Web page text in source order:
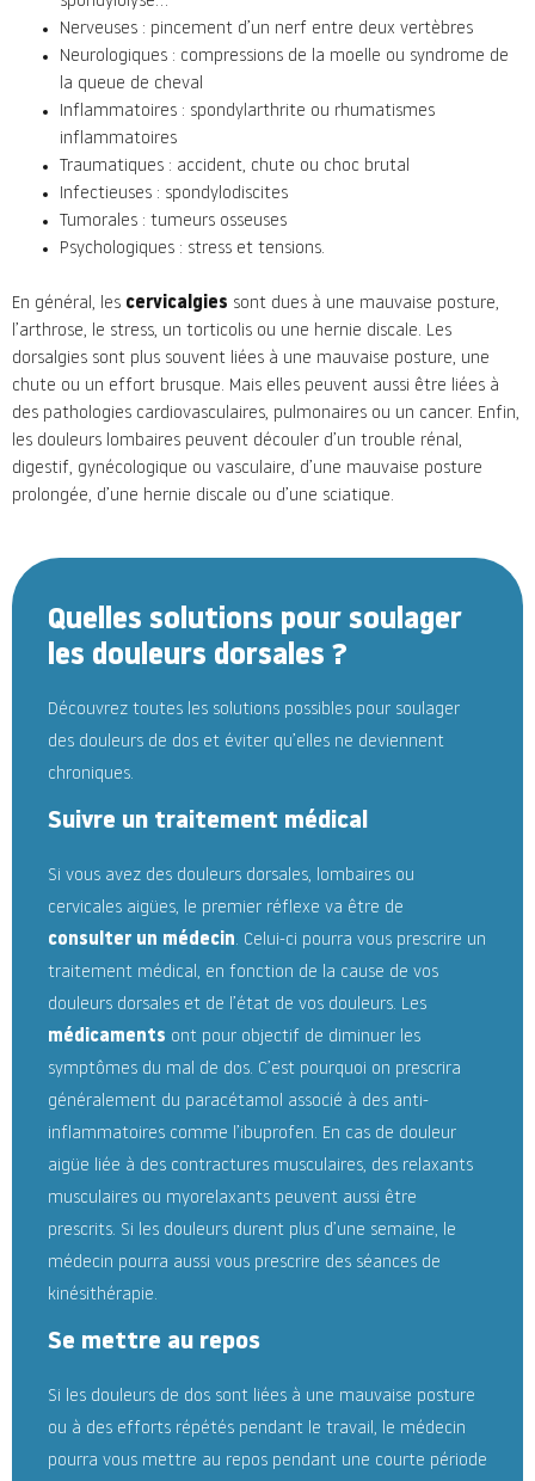
Nerveuses : pincement d’un nerf entre deux vertèbres
Neurologiques : compressions de la moelle ou syndrome de
la queue de cheval
Inflammatoires : spondylarthrite ou rhumatismes
inflammatoires
Traumatiques : accident, chute ou choc brutal
Infectieuses : spondylodiscites
Tumorales : tumeurs osseuses
Psychologiques : stress et tensions.
En général, les cervicalgies sont dues à une mauvaise posture,
l’arthrose, le stress, un torticolis ou une hernie discale. Les
dorsalgies sont plus souvent liées à une mauvaise posture, une
chute ou un effort brusque. Mais elles peuvent aussi être liées à
des pathologies cardiovasculaires, pulmonaires ou un cancer. Enfin,
les douleurs lombaires peuvent découler d’un trouble rénal,
digestif, gynécologique ou vasculaire, d’une mauvaise posture
prolongée, d’une hernie discale ou d’une sciatique.
Quelles solutions pour soulager
les douleurs dorsales ?
Découvrez toutes les solutions possibles pour soulager
des douleurs de dos et éviter qu’elles ne deviennent
chroniques.
Suivre un traitement médical
Si vous avez des douleurs dorsales, lombaires ou
cervicales aigües, le premier réflexe va être de
consulter un médecin. Celui-ci pourra vous prescrire un
traitement médical, en fonction de la cause de vos
douleurs dorsales et de l’état de vos douleurs. Les
médicaments ont pour objectif de diminuer les
symptômes du mal de dos. C’est pourquoi on prescrira
généralement du paracétamol associé à des anti-
inflammatoires comme l’ibuprofen. En cas de douleur
aigüe liée à des contractures musculaires, des relaxants
musculaires ou myorelaxants peuvent aussi être
prescrits. Si les douleurs durent plus d’une semaine, le
médecin pourra aussi vous prescrire des séances de
kinésithérapie.
Se mettre au repos
Si les douleurs de dos sont liées à une mauvaise posture
ou à des efforts répétés pendant le travail, le médecin
pourra vous mettre au repos pendant une courte période